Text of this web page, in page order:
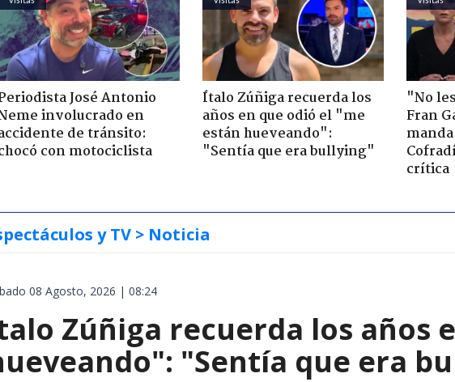
José Antonio
involucrado en
de tránsito:
con motociclista
Ítalo Zúñiga recuerda los
años en que odió el "me
están hueveando":
"Sentía que era bullying"
"No
Fran
crítica
y TV > Noticia
08 Agosto, 2026 | 08:24
Zúñiga recuerda los años
"Sentía que era